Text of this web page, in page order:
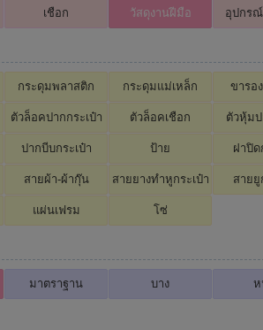
เชือก วัสดุงานฝีมือ อุปกร
กระดุมพลาสติก กระดุมแม่เหล็ก ขารอ
ตัวล็อคปากกระเป๋า ตัวล็อคเชือก ตัวหุ้ม
ปากบีบกระเป๋า ป้าย ฝาปิด
สายผ้า-ผ้ากุ๊น สายยางทำหูกระเป๋า สายยู
แผ่นเฟรม โซ่
มาตราฐาน บาง ห